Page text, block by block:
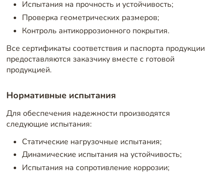
Испытания на прочность и устойчивость;
Проверка геометрических размеров;
Контроль антикоррозионного покрытия.
Все сертификаты соответствия и паспорта продукции
предоставляются заказчику вместе с готовой
продукцией.
Нормативные испытания
Для обеспечения надежности производятся
следующие испытания:
Статические нагрузочные испытания;
Динамические испытания на устойчивость;
Испытания на сопротивление коррозии;